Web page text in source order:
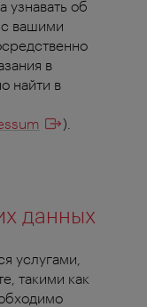
узнавать об
вашими
в
найти в
).
данных
услугами,
такими как